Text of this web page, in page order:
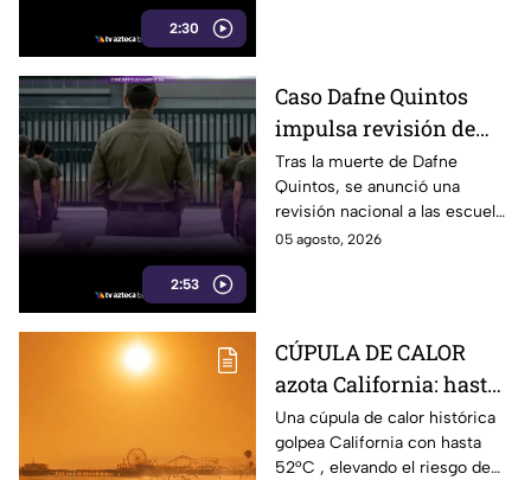
2:30
2:53
Caso Dafne Quintos
impulsa revisión de
escuelas militarizadas;
padres en Tijuana
exigen supervisión
Tras la muerte de Dafne
Quintos, se anunció una
revisión nacional a las escuelas
militarizadas; en Tijuana
05 agosto, 2026
CÚPULA DE CALOR
azota California: hasta
52°C en estas zonas ⚠️
Una cúpula de calor histórica
golpea California con hasta
52°C , elevando el riesgo de